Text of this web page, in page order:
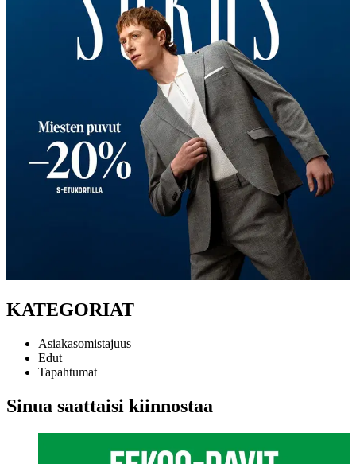
KATEGORIAT
Asiakasomistajuus
Edut
Tapahtumat
Sinua saattaisi kiinnostaa